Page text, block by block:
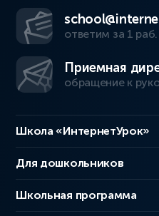
ответим за 1
Приемная
обращение к
Школа «ИнтернетУрок»
Для дошкольников
Школьная программа